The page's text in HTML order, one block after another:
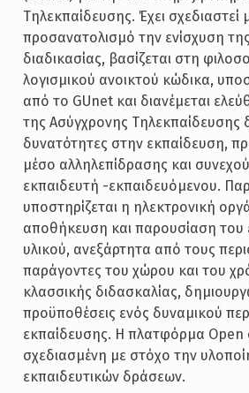
Τηλεκπαίδευσης. Έχει σχεδιαστεί
προσανατολισμό την ενίσχυση
διαδικασίας, βασίζεται στη
λογισμικού ανοικτού κώδικα,
από το GUnet και διανέμεται
της Ασύγχρονης Τηλεκπαίδευσης
δυνατότητες στην εκπαίδευση,
μέσο αλληλεπίδρασης και
εκπαιδευτή -εκπαιδευόμενου.
υποστηρίζεται η ηλεκτρονική
αποθήκευση και παρουσίαση του
υλικού, ανεξάρτητα από τους
παράγοντες του χώρου και του
κλασσικής διδασκαλίας,
προϋποθέσεις ενός δυναμικού
εκπαίδευσης. Η πλατφόρμα Open
σχεδιασμένη με στόχο την
εκπαιδευτικών δράσεων.